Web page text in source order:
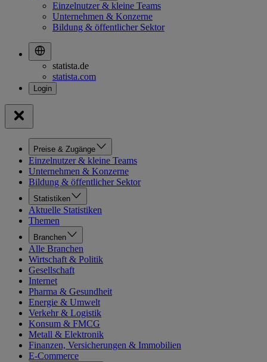
Einzelnutzer & kleine Teams
Unternehmen & Konzerne
Bildung & öffentlicher Sektor
statista.de
statista.com
Preise & Zugänge
Einzelnutzer & kleine Teams
Unternehmen & Konzerne
Bildung & öffentlicher Sektor
Statistiken
Aktuelle Statistiken
Themen
Branchen
Alle Branchen
Wirtschaft & Politik
Gesellschaft
Internet
Pharma & Gesundheit
Energie & Umwelt
Verkehr & Logistik
Konsum & FMCG
Metall & Elektronik
Finanzen, Versicherungen & Immobilien
E-Commerce